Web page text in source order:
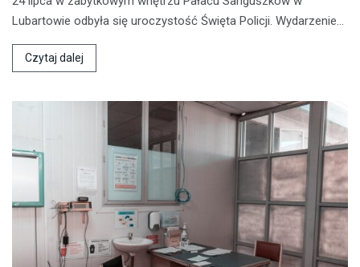
Lubartowie odbyła się uroczystość Święta Policji. Wydarzenie…
Czytaj dalej